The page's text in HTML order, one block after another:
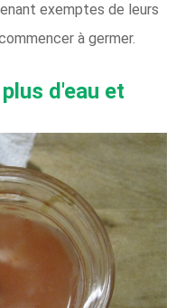
exemptes de leurs
à germer.
d'eau et